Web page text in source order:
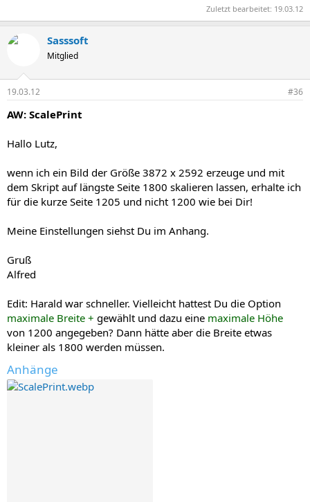
Zuletzt bearbeitet: 19.03.12
Sasssoft
Mitglied
19.03.12 #36
AW: ScalePrint
Hallo Lutz,
wenn ich ein Bild der Größe 3872 x 2592 erzeuge und mit
dem Skript auf längste Seite 1800 skalieren lassen, erhalte ich
für die kurze Seite 1205 und nicht 1200 wie bei Dir!
Meine Einstellungen siehst Du im Anhang.
Gruß
Alfred
Edit: Harald war schneller. Vielleicht hattest Du die Option
maximale Breite + gewählt und dazu eine maximale Höhe
von 1200 angegeben? Dann hätte aber die Breite etwas
kleiner als 1800 werden müssen.
Anhänge